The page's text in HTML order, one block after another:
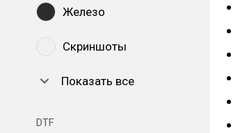
Железо
Скриншоты
Показать все
DTF